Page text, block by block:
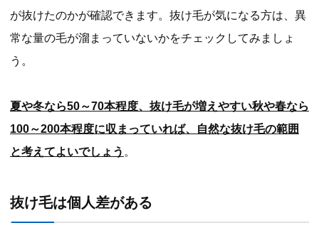
が抜けたのかが確認できます。抜け毛が気になる方は、異
常な量の毛が溜まっていないかをチェックしてみましょ
う。
夏や冬なら50～70本程度、抜け毛が増えやすい秋や春なら
100～200本程度に収まっていれば、自然な抜け毛の範囲
と考えてよいでしょう 。
抜け毛は個人差がある